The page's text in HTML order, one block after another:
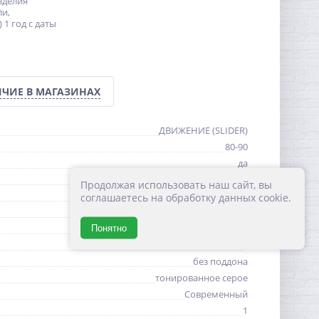
год с даты
В МАГАЗИНАХ
ДВИЖЕНИЕ (SLIDER)
80-90
да
80-90
195
без поддона
тонированное серое
Современный
1
Продолжая использовать наш сайт, вы
соглашаетесь на обработку данных cookie.
Понятно